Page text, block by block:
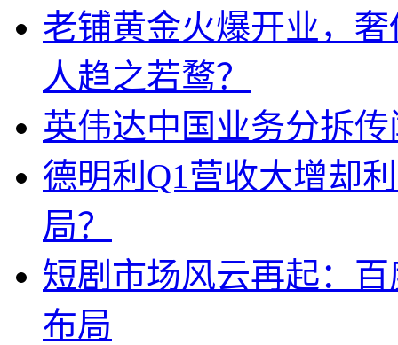
老铺黄金火爆开业，
人趋之若鹜？
英伟达中国业务分拆
德明利Q1营收大增却
局？
短剧市场风云再起：
布局